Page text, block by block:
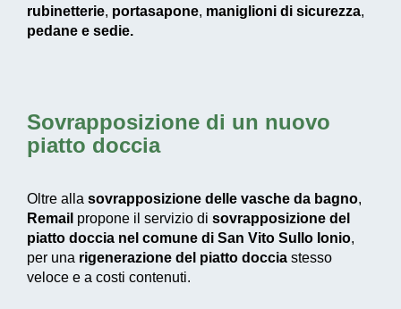
rubinetterie, portasapone, maniglioni di sicurezza,
pedane e sedie.
Sovrapposizione di un nuovo
piatto doccia
Oltre alla sovrapposizione delle vasche da bagno,
Remail propone il servizio di sovrapposizione del
piatto doccia nel comune di San Vito Sullo Ionio,
per una rigenerazione del piatto doccia stesso
veloce e a costi contenuti.